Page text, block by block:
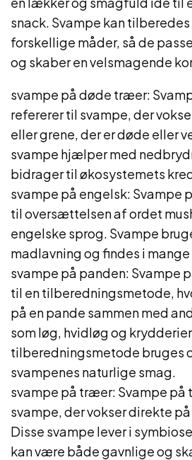
snack. Svampe kan
forskellige måder, så de
og skaber en velsmagende
svampe på døde træer:
refererer til svampe, der
eller grene, der er døde eller
svampe hjælper med
bidrager til økosystemets
svampe på engelsk: Svampe
til oversættelsen af ordet
engelske sprog. Svampe
madlavning og findes i
svampe på panden: Svampe
til en tilberedningsmetode,
på en pande sammen med
som løg, hvidløg og
tilberedningsmetode bruges
svampenes naturlige smag.
svampe på træer: Svampe
svampe, der vokser direkte
Disse svampe lever i
kan være både gavnlige og